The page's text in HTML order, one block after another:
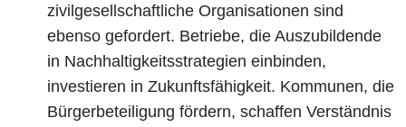
zivilgesellschaftliche Organisationen sind
ebenso gefordert. Betriebe, die Auszubildende
in Nachhaltigkeitsstrategien einbinden,
investieren in Zukunftsfähigkeit. Kommunen, die
Bürgerbeteiligung fördern, schaffen Verständnis